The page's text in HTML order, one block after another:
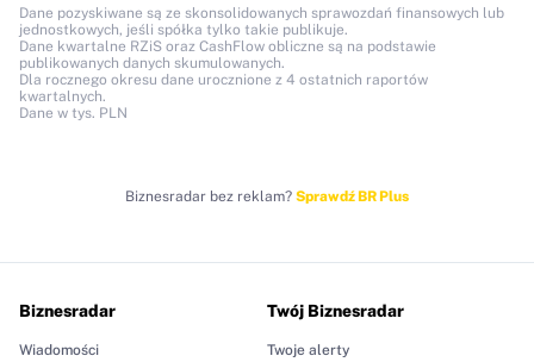
Dane pozyskiwane są ze skonsolidowanych sprawozdań finansowych lub
jednostkowych, jeśli spółka tylko takie publikuje.
Dane kwartalne RZiS oraz CashFlow obliczne są na podstawie
publikowanych danych skumulowanych.
Dla rocznego okresu dane urocznione z 4 ostatnich raportów
kwartalnych.
Dane w tys. PLN
Biznesradar bez reklam? Sprawdź BR Plus
Biznesradar
Wiadomości
Twój Biznesradar
Twoje alerty